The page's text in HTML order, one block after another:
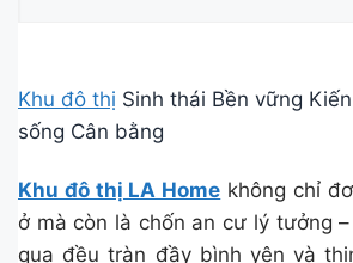
Khu đô thị Sinh thái Bền vững
sống Cân bằng
Khu đô thị LA Home không chỉ
ở mà còn là chốn an cư lý tưởng
qua đều tràn đầy bình yên và